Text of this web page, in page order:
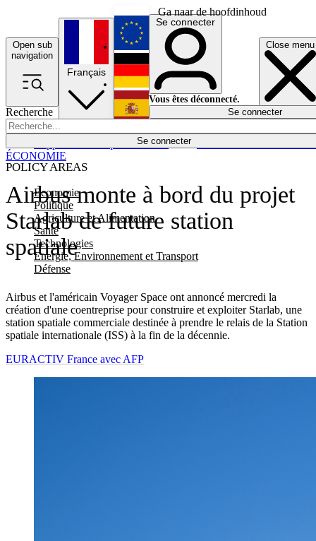
Ga naar de hoofdinhoud
Open sub
navigation
Close menu
Recherche
Se connecter
POLICY AREAS
Economie
Politique
Agriculture et Alimentation
Santé
Technologies
Energie, Environnement et Transport
Défense
Économie
Français
English
Deutsch
Español
Se connecter
Vous êtes déconnecté.
Se connecter
Airbus monte à bord du projet
Starlab de future station
spatiale
Airbus et l'américain Voyager Space ont annoncé mercredi la
création d'une coentreprise pour construire et exploiter Starlab, une
station spatiale commerciale destinée à prendre le relais de la Station
spatiale internationale (ISS) à la fin de la décennie.
ÉCONOMIE
EURACTIV France avec AFP